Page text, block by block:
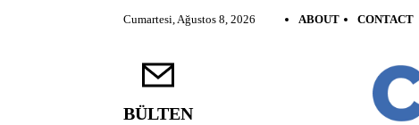
Cumartesi, Ağustos 8, 2026 ABOUT CONTACT
BÜLTEN